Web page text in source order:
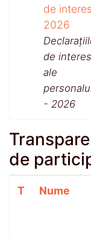
de
2026
de
ale
- 2026
de
T Nume